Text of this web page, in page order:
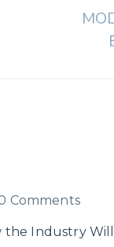
Comments
Industry